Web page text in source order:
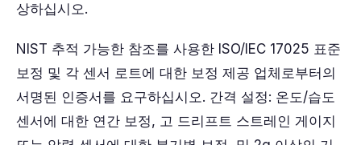
상하십시오.
NIST 추적 가능한 참조를 사용한 ISO/IEC 17025 표준
보정 및 각 센서 로트에 대한 보정 제공 업체로부터의
서명된 인증서를 요구하십시오. 간격 설정: 온도/습도
센서에 대한 연간 보정, 고 드리프트 스트레인 게이지